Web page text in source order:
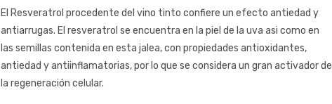
El Resveratrol procedente del vino tinto confiere un efecto antiedad y
antiarrugas. El resveratrol se encuentra en la piel de la uva asi como en
las semillas contenida en esta jalea, con propiedades antioxidantes,
antiedad y antiinflamatorias, por lo que se considera un gran activador de
la regeneración celular.